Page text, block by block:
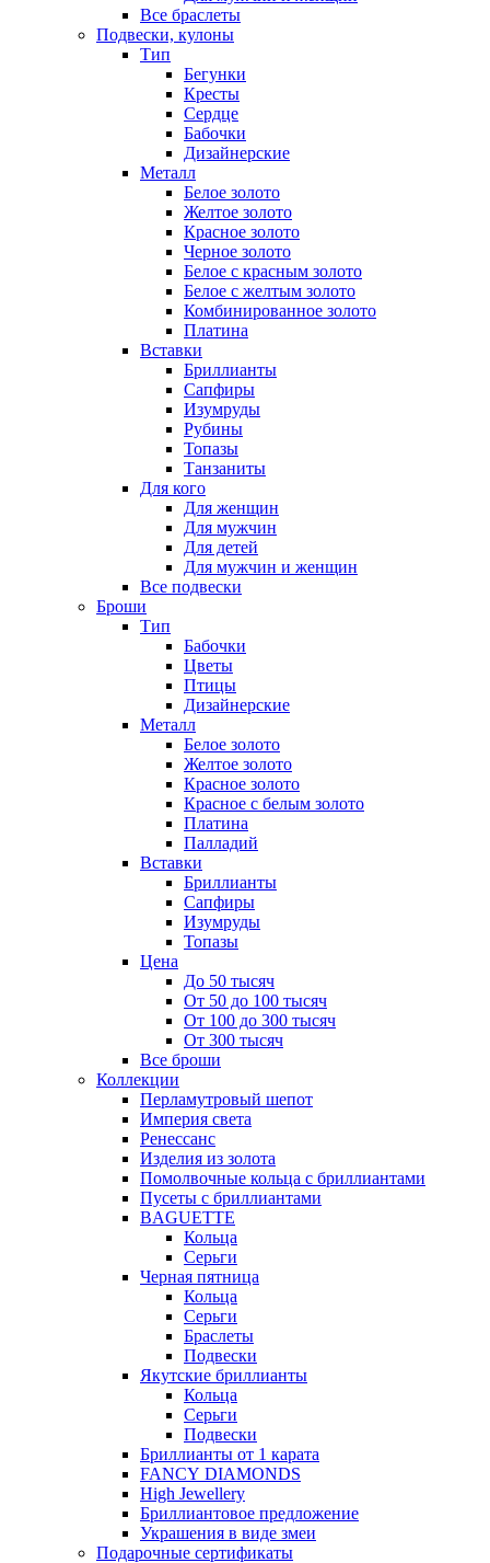
Все браслеты
Подвески, кулоны
Тип
Бегунки
Кресты
Сердце
Бабочки
Дизайнерские
Металл
Белое золото
Желтое золото
Красное золото
Черное золото
Белое с красным золото
Белое с желтым золото
Комбинированное золото
Платина
Вставки
Бриллианты
Сапфиры
Изумруды
Рубины
Топазы
Танзаниты
Для кого
Для женщин
Для мужчин
Для детей
Для мужчин и женщин
Все подвески
Броши
Тип
Бабочки
Цветы
Птицы
Дизайнерские
Металл
Белое золото
Желтое золото
Красное золото
Красное с белым золото
Платина
Палладий
Вставки
Бриллианты
Сапфиры
Изумруды
Топазы
Цена
До 50 тысяч
От 50 до 100 тысяч
От 100 до 300 тысяч
От 300 тысяч
Все броши
Коллекции
Перламутровый шепот
Империя света
Ренессанс
Изделия из золота
Помолвочные кольца с бриллиантами
Пусеты с бриллиантами
BAGUETTE
Кольца
Серьги
Черная пятница
Кольца
Серьги
Браслеты
Подвески
Якутские бриллианты
Кольца
Серьги
Подвески
Бриллианты от 1 карата
FANCY DIAMONDS
High Jewellery
Бриллиантовое предложение
Украшения в виде змеи
Подарочные сертификаты